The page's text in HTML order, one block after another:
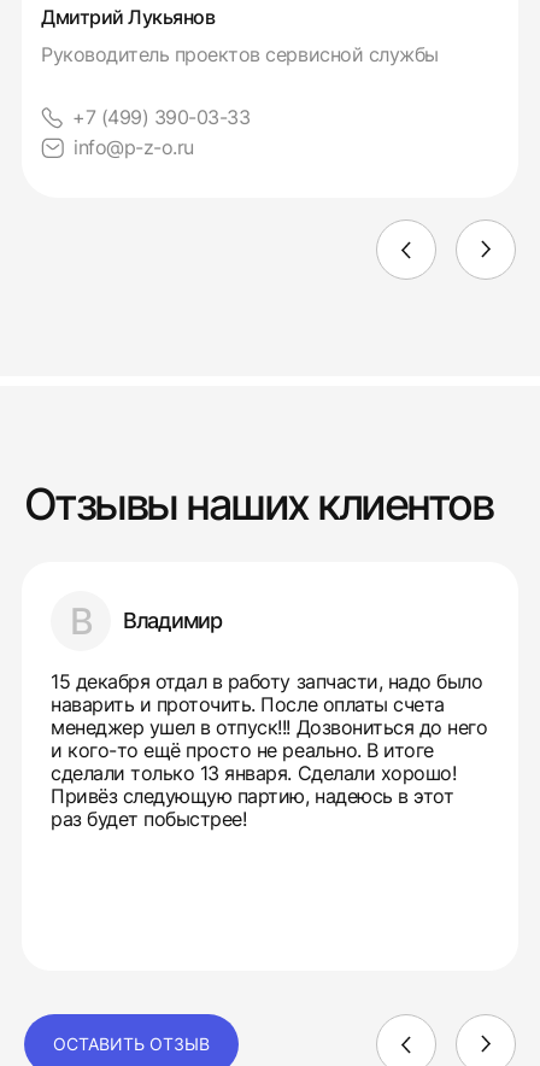
Дмитрий Лукьянов
Руководитель проектов сервисной службы
+7 (499) 390-03-33
info@p-z-o.ru
Отзывы наших клиентов
В Владимир
15 декабря отдал в работу запчасти, надо было
наварить и проточить. После оплаты счета
менеджер ушел в отпуск!!! Дозвониться до него
и кого-то ещё просто не реально. В итоге
сделали только 13 января. Сделали хорошо!
Привёз следующую партию, надеюсь в этот
раз будет побыстрее!
ОСТАВИТЬ ОТЗЫВ